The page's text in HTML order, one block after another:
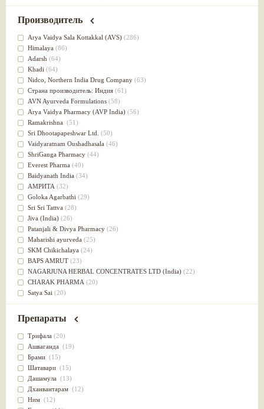
от инфекций мочеполовой системы(49)
для суставов
Лечит опухоли и отеки(46)
Для медитации
выводит токсины
Для здоровья печени
Для тела(39)
для очищения крови(38)
При диабете(38)
Антиоксидант(37)
Для Капха(Кафа) доши
От паразитов(37)
При расстройстве желудка (36)
Успокоительное(36)
Для глаз(34)
от геморроя(34)
Противовоспалительное
Для Питта доши(32)
Для сердца(32)
Для сосудов головного мозга
Для полости рта(32)
Дефицит железа(31)
Для лица(31)
Употребление в пищу
Ароматерапия(29)
Жаропонижающее(29)
для памяти(28)
для почек(28)
Слабительное (28)
Афродизиак(27)
Напитки(27)
Для йоги (27)
Для потенции(26)
Для душа(25)
для концентрации внимания
при нарушении эрекции
Производитель
Arya Vaidya Sala Kottakkal (AVS) (286)
Himalaya (86)
Adarsh (64)
Khadi (64)
Nidсo, Northern India Drug Company (63)
Страна производитель: Индия (61)
AVN Ayurveda Formulations (58)
Arya Vaidya Pharmacy (AVP India) (56)
Ramakrishna (51)
Sri Dhootapapeshwar Ltd. (50)
Vaidyaratnam Oushadhasala (46)
ShriGanga Pharmacy (44)
Everest Pharma (40)
Baidyanath India (34)
АМРИТА (32)
Goloka Agarbathi (29)
Sri Sri Tattva (28)
Jiva (India) (26)
Patanjali & Divya Pharmacy (26)
Maharishi ayurveda (25)
SKM Chikichalaya (24)
BAPS AMRUT (23)
NAGARJUNA HERBAL CONCENTRATES LTD (India) (22)
CHARAK PHARMA (20)
Satya Sai (20)
Vyas(20)
Kerala Ayurveda
(19)
Organic India pvt ltd
Lalita(16)
Ashtang Herbals
Alarsin(14)
Vasu Health care
Baraka(13)
Dabur India Ltd
Препараты
Трифала (20)
Ашваганда (19)
Брами (15)
Шатавари (15)
Дашамула (13)
Дханвантарам (12)
Ним (12)